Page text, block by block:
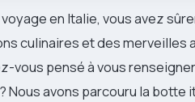
en Italie, vous avez
culinaires et des merveilles
vous pensé à vous
Nous avons parcouru la botte